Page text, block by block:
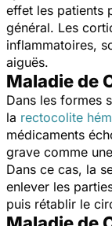
effet les patients
général. Les
inflammatoires,
aiguës.
Maladie de
Dans les formes
la rectocolite
médicaments
grave comme une
Dans ce cas, la
enlever les
puis rétablir le